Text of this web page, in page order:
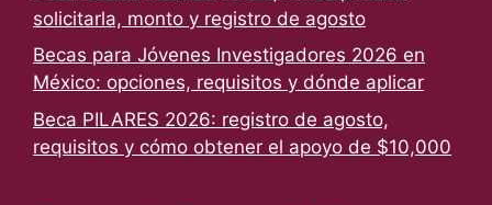
solicitarla, monto y registro de agosto
Becas para Jóvenes Investigadores 2026 en
México: opciones, requisitos y dónde aplicar
Beca PILARES 2026: registro de agosto,
requisitos y cómo obtener el apoyo de $10,000